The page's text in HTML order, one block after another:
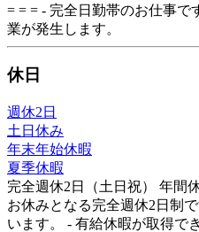
= = = - 完全日勤帯のお仕事で
業が発生します。
休日
週休2日
土日休み
年末年始休暇
夏季休暇
完全週休2日（土日祝） 年間
お休みとなる完全週休2日制
います。 - 有給休暇が取得で